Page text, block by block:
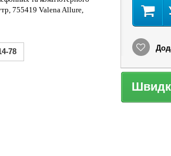
755419 Valena Allure,
78